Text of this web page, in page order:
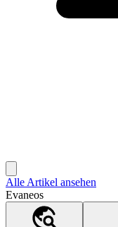
Alle Artikel ansehen
Evaneos